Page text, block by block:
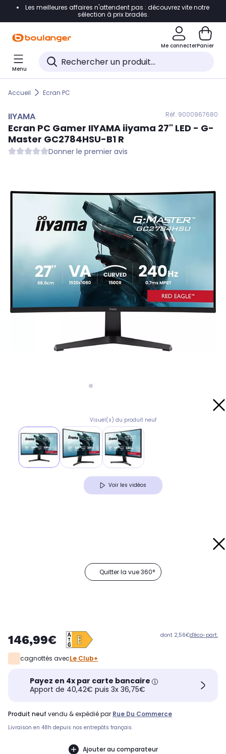
Accéder directement à la navigation
Accéder directement au pied de page
Accéder directement au chatbot
Les meilleures affaires n'attendent pas : découvrez vite notre
sélection à prix bradés.
Me connecterPanier
Menu
Accueil Ecran PC
IIYAMA Réf. 9000967680
Ecran PC Gamer IIYAMA iiyama 27" LED - G-
Master GC2784HSU-B1 R
Donner le premier avis
Visuel(s) du produit neuf
Voir les vidéos
Quitter la vue 360°
146,99€ dont 2,56€d'éco-part.
cagnottés avecLe Club+
Payez en 4x par carte bancaire
Apport de 40,42€ puis 3x 36,75€
produit neuf vendu & expédié par Rue Du Commerce
Livraison en 48h depuis nos entrepôts français.
Ajouter au comparateur